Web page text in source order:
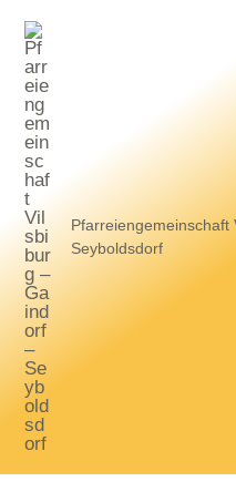
Inhalt
springen
Pfarreiengemeinschaft
Seyboldsdorf